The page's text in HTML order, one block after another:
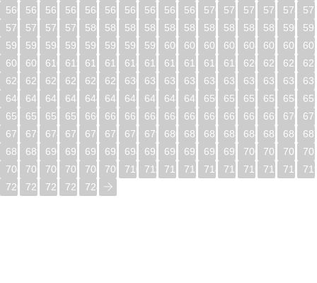
560
561 562 563 564 565 566 567 568 569 570 571 572 573 574
576
577 578 579 580 581 582 583 584 585 586 587 588 589 590
592
593 594 595 596 597 598 599 600 601 602 603 604 605 606
608
609 610 611 612 613 614 615 616 617 618 619 620 621 622
624
625 626 627 628 629 630 631 632 633 634 635 636 637 638
640
641 642 643 644 645 646 647 648 649 650 651 652 653 654
656
657 658 659 660 661 662 663 664 665 666 667 668 669 670
672
673 674 675 676 677 678 679 680 681 682 683 684 685 686
688
689 690 691 692 693 694 695 696 697 698 699 700 701 702
704
705 706 707 708 709 710 711 712 713 714 715 716 717 718
720
721 722 723 724